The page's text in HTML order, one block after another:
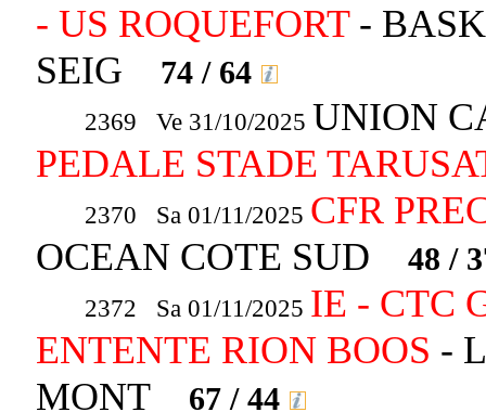
- US ROQUEFORT-
SEIG
74 / 64
2369 Ve 31/10/2025 UNION
PEDALE STADE
2370 Sa 01/11/2025 CFR
OCEAN COTE SUD
48 /
2372 Sa 01/11/2025 IE - CTC
ENTENTE RION BOOS -
MONT
67 / 44